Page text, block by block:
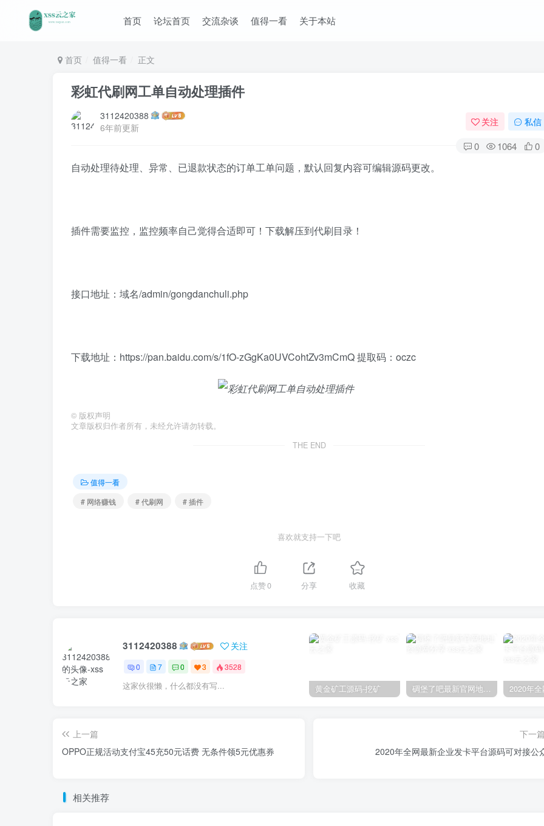
首页 论坛首页 交流杂谈 值得一看 关于本站
首页 值得一看 正文
彩虹代刷网工单自动处理插件
3112420388
6年前更新
关注 私信
0 1064 0
自动处理待处理、异常、已退款状态的订单工单问题，默认回复内容可编辑源码更改。
插件需要监控，监控频率自己觉得合适即可！下载解压到代刷目录！
接口地址：域名/admin/gongdanchuli.php
下载地址：https://pan.baidu.com/s/1fO-zGgKa0UVCohtZv3mCmQ 提取码：oczc
© 版权声明
文章版权归作者所有，未经允许请勿转载。
THE END
值得一看
# 网络赚钱
# 代刷网 # 插件
喜欢就支持一下吧
点赞0 分享 收藏
3112420388 关注
0 7 0 3 3528
这家伙很懒，什么都没有写... 黄金矿工源码-挖矿 碉堡了吧最新官网地址资源网分享
上一篇
OPPO正规活动支付宝45充50元话费 无条件领5元优惠券
下一
2020年全网最新企业发卡平台源码可对接公
相关推荐